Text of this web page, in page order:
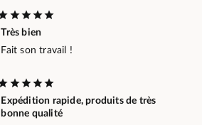
Très bien
Fait son travail !
Expédition rapide, produits de très
bonne qualité